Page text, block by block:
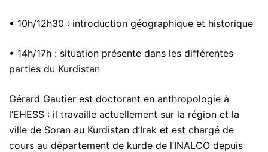
• 10h/12h30 : introduction géographique et historique
• 14h/17h : situation présente dans les différentes
parties du Kurdistan
Gérard Gautier est doctorant en anthropologie à
l’EHESS : il travaille actuellement sur la région et la
ville de Soran au Kurdistan d’Irak et est chargé de
cours au département de kurde de l’INALCO depuis